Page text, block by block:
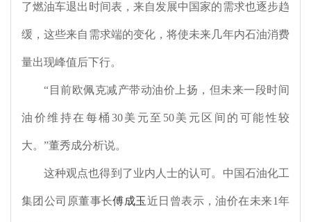
了燃油车退出时间表，来自发展中国家的需求也逐步趋
缓，这些来自需求端的变化，将使未来几年内石油消费
量出现峰值后下行。
“目前欧佩克减产带动油价上扬，但未来一段时间
油价维持在每桶 30美元至 50美元区间的可能性较
大。”董秀成分析说。
这种观点也得到了业内人士的认可。中国石油化工
集团公司原董事长傅成玉近日曾表示，油价在未来1年